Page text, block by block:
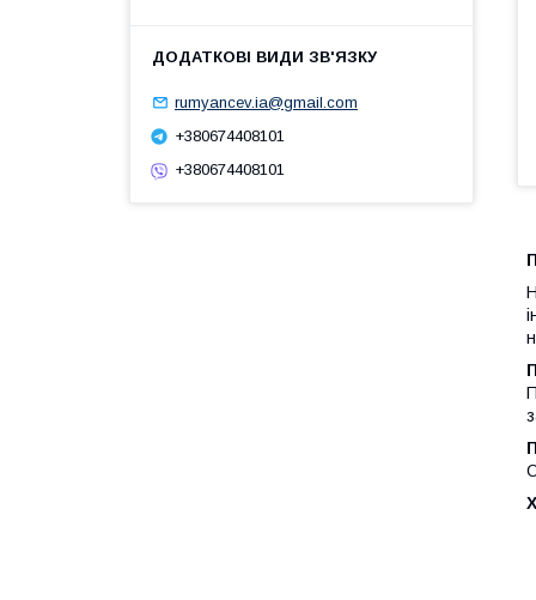
rumyancev.ia@gmail.com
+380674408101
+380674408101